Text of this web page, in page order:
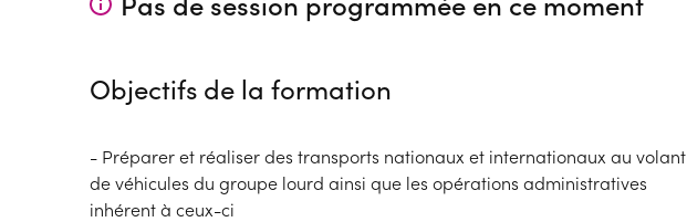
Objectifs de la formation
- Préparer et réaliser des transports nationaux et internationaux au volant
de véhicules du groupe lourd ainsi que les opérations administratives
inhérent à ceux-ci